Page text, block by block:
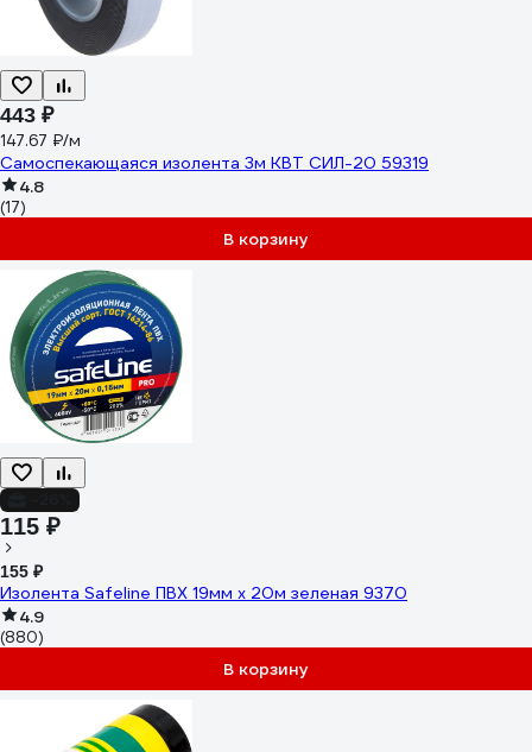
443 ₽
147.67 ₽/м
Самоспекающаяся изолента 3м КВТ СИЛ-20 59319
4.8
(17)
В корзину
115 ₽
155 ₽
Изолента Safeline ПВХ 19мм х 20м зеленая 9370
4.9
(880)
В корзину